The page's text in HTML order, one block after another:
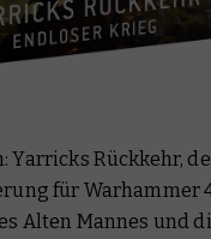
Yarricks Rückkehr,
für Warhammer
Alten Mannes und